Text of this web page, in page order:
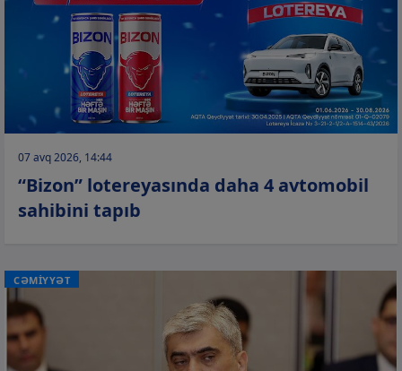
07 avq 2026, 14:44
“Bizon” lotereyasında daha 4 avtomobil
sahibini tapıb
CƏMİYYƏT